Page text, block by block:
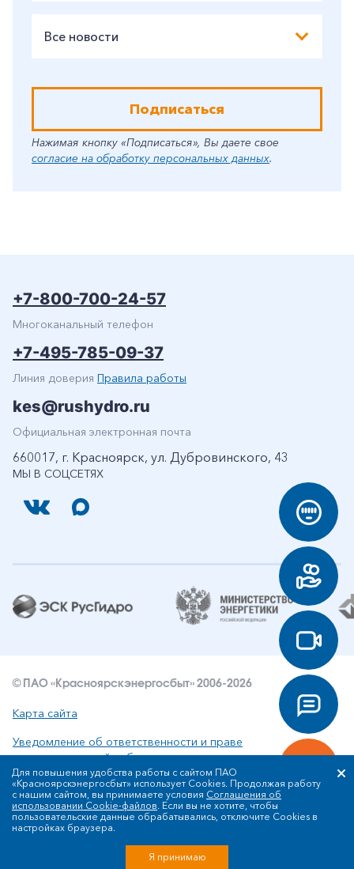
Все новости
Подписаться
Нажимая кнопку «Подписаться», Вы даете свое
согласие на обработку персональных данных.
МЫ В СОЦСЕТЯХ
+7-800-700-24-57
Многоканальный телефон
+7-495-785-09-37
Линия доверия Правила работы
kes@rushydro.ru
Официальная электронная почта
660017, г. Красноярск, ул. Дубровинского, 43
© ПАО «Красноярскэнергосбыт» 2006-2026
Карта сайта
Уведомление об ответственности и праве
интеллектуальной собственности
Политика ПАО «Красноярскэнергосбыт» в отношении
обработки персональных данных
Для повышения удобства работы с сайтом ПАО
«Красноярскэнергосбыт» использует Cookies. Продолжая работу
с нашим сайтом, вы принимаете условия Соглашения об
использовании Cookie-файлов. Если вы не хотите, чтобы
пользовательские данные обрабатывались, отключите Cookies в
настройках браузера.
Я принимаю